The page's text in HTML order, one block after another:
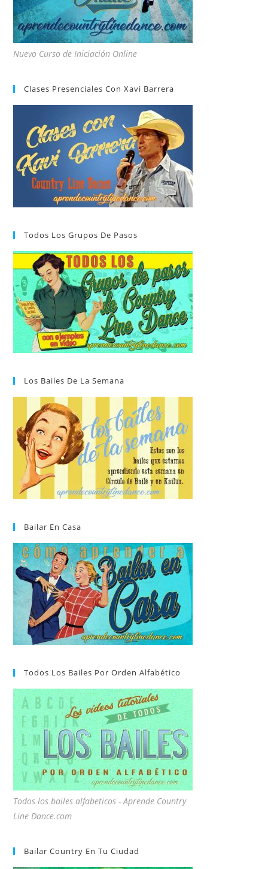
Nuevo Curso de Iniciación Online
Clases Presenciales Con Xavi Barrera
Todos Los Grupos De Pasos
Los Bailes De La Semana
Bailar En Casa
Todos Los Bailes Por Orden Alfabético
Todos los bailes alfabeticos - Aprende Country
Line Dance.com
Bailar Country En Tu Ciudad